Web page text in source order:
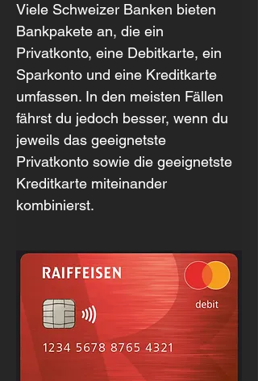
Viele Schweizer Banken bieten
Bankpakete an, die ein
Privatkonto, eine Debitkarte, ein
Sparkonto und eine Kreditkarte
umfassen. In den meisten Fällen
fährst du jedoch besser, wenn du
jeweils das geeignetste
Privatkonto sowie die geeignetste
Kreditkarte miteinander
kombinierst.